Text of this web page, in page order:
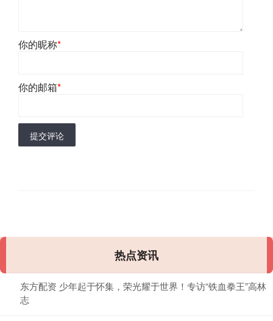
你的昵称*
你的邮箱*
提交评论
热点资讯
东方配资 少年起于怀集，荣光耀于世界！专访“铁血拳王”高林
志